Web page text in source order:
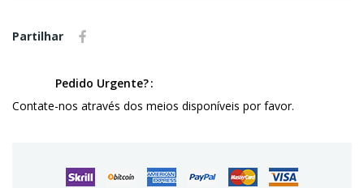
Partilhar
Pedido Urgente?
Contate-nos através dos meios disponíveis por favor.